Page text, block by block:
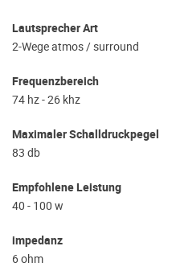
Lautsprecher Art
2-Wege atmos / surround
Frequenzbereich
74 hz - 26 khz
Maximaler Schalldruckpegel
83 db
Empfohlene Leistung
40 - 100 w
impedanz
6 ohm